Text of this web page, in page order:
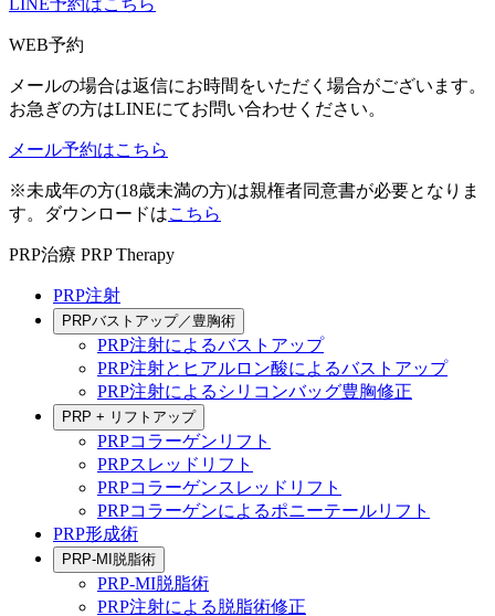
LINE予約はこちら
WEB予約
メールの場合は返信にお時間をいただく場合がございます。
お急ぎの方はLINEにてお問い合わせください。
メール予約はこちら
※未成年の方(18歳未満の方)は親権者同意書が必要となりま
す。ダウンロードはこちら
PRP治療 PRP Therapy
PRP注射
PRPバストアップ／豊胸術
PRP注射によるバストアップ
PRP注射とヒアルロン酸によるバストアップ
PRP注射によるシリコンバッグ豊胸修正
PRP + リフトアップ
PRPコラーゲンリフト
PRPスレッドリフト
PRPコラーゲンスレッドリフト
PRPコラーゲンによるポニーテールリフト
PRP形成術
PRP-MI脱脂術
PRP-MI脱脂術
PRP注射による脱脂術修正